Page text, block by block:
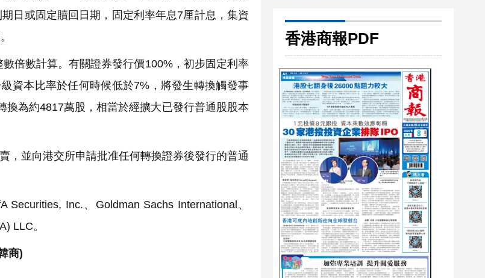
日或固定贖回日期，固定利率年息7厘計息，集資
倍數計算。有關證券發行價100%，初步固定利率
資本比率於任何時候低於7%，將發生轉換觸發事
為約4817萬股，相當於經擴大已發行普通股股本
，並向港交所申請批准任何轉換證券後發行的普通
Inc.、Goldman Sachs International、
LLC。
商)
香港商報PDF